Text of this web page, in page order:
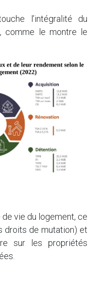
l’intégralité du
comme le montre le
vie du logement, ce
droits de mutation) et
sur les propriétés